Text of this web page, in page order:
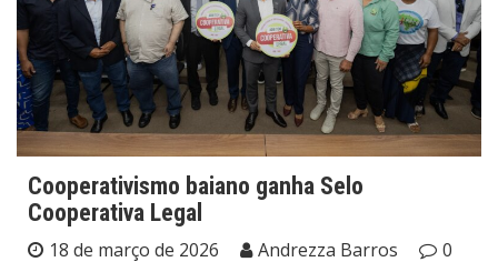
Cooperativismo baiano ganha Selo
Cooperativa Legal
18 de março de 2026 Andrezza Barros
0